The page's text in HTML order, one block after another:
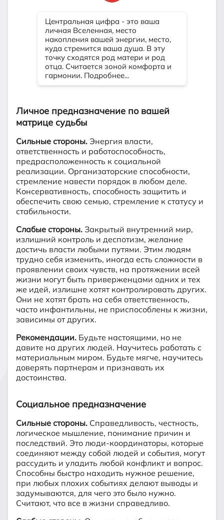
Личное предназначение по вашей
матрице судьбы
Сильные стороны. Энергия власти,
ответственность и работоспособность,
предрасположенность к социальной
реализации. Организаторские способности,
стремление навести порядок в любом деле.
Консервативность, способность защитить и
обеспечить свою семью, стремление к статусу и
стабильности.
Слабые стороны. Закрытый внутренний мир,
излишний контроль и деспотизм, желание
достичь власти любыми путями. Этим людям
трудно себя изменить, иногда есть сложности в
проявлении своих чувств, на протяжении всей
жизни могут быть приверженцами одних и тех
же идей, излишне хотят контролировать других.
Они не хотят брать на себя ответственность,
часто инфантильны, не приспособлены к жизни,
зависимы от других.
Рекомендации. Будьте настоящими, но не
давите на других людей. Научитесь работать с
материальным миром. Будьте мягче, научитесь
доверять партнерам и признавать их
достоинства.
Социальное предназначение
Сильные стороны. Справедливость, честность,
логическое мышление, понимание причин и
последствий. Это люди-координаторы, которые
соединяют между собой людей и события, могут
рассудить и уладить любой конфликт и вопрос.
Способны быстро находить нужное решение,
при любых плохих событиях делают выводы и
задумываются, для чего это было нужно.
Считают, что все в жизни справедливо.